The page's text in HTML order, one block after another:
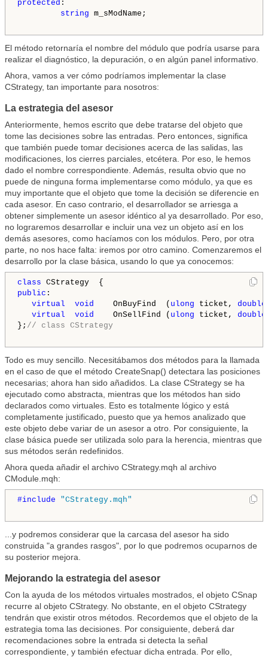
protected :
string m_sModName;
El método retornaría el nombre del módulo que podría usarse para
realizar el diagnóstico, la depuración, o en algún panel informativo.
Ahora, vamos a ver cómo podríamos implementar la clase
CStrategy, tan importante para nosotros:
La estrategia del asesor
Anteriormente, hemos escrito que debe tratarse del objeto que
tome las decisiones sobre las entradas. Pero entonces, significa
que también puede tomar decisiones acerca de las salidas, las
modificaciones, los cierres parciales, etcétera. Por eso, le hemos
dado el nombre correspondiente. Además, resulta obvio que no
puede de ninguna forma implementarse como módulo, ya que es
muy importante que el objeto que tome la decisión se diferencie en
cada asesor. En caso contrario, el desarrollador se arriesga a
obtener simplemente un asesor idéntico al ya desarrollado. Por eso,
no lograremos desarrollar e incluir una vez un objeto así en los
demás asesores, como hacíamos con los módulos. Pero, por otra
parte, no nos hace falta: iremos por otro camino. Comenzaremos el
desarrollo por la clase básica, usando lo que ya conocemos:
class
public :
virtual
void OnBuyFind  ( ulong ticket, double
virtual
void OnSellFind ( ulong ticket, double
}; // class CStrategy
Todo es muy sencillo. Necesitábamos dos métodos para la llamada
en el caso de que el método CreateSnap() detectara las posiciones
necesarias; ahora han sido añadidos. La clase CStrategy se ha
ejecutado como abstracta, mientras que los métodos han sido
declarados como virtuales. Esto es totalmente lógico y está
completamente justificado, puesto que ya hemos analizado que
este objeto debe variar de un asesor a otro. Por consiguiente, la
clase básica puede ser utilizada solo para la herencia, mientras que
sus métodos serán redefinidos.
Ahora queda añadir el archivo CStrategy.mqh al archivo
CModule.mqh:
#include "CStrategy.mqh"
...y podremos considerar que la carcasa del asesor ha sido
construida "a grandes rasgos", por lo que podremos ocuparnos de
su posterior mejora.
Mejorando la estrategia del asesor
Con la ayuda de los métodos virtuales mostrados, el objeto CSnap
recurre al objeto CStrategy. No obstante, en el objeto CStrategy
tendrán que existir otros métodos. Recordemos que el objeto de la
estrategia toma las decisiones. Por consiguiente, deberá dar
recomendaciones sobre la entrada si detecta la señal
correspondiente, y también efectuar dicha entrada. Por ello,